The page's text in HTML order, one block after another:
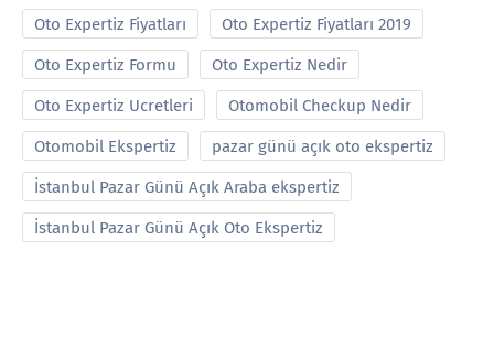
Oto Expertiz Fiyatları Oto Expertiz Fiyatları 2019
Oto Expertiz Formu Oto Expertiz Nedir
Oto Expertiz Ucretleri Otomobil Checkup Nedir
Otomobil Ekspertiz pazar günü açık oto ekspertiz
İstanbul Pazar Günü Açık Araba ekspertiz
İstanbul Pazar Günü Açık Oto Ekspertiz